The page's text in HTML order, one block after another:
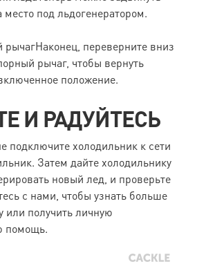
место под льдогенератором.
рычагНаконец, переверните вниз
рычаг, чтобы вернуть
положение.
И РАДУЙТЕСЬ
подключите холодильник к сети
Затем дайте холодильнику
новый лед, и проверьте
с нами, чтобы узнать больше
или получить личную
помощь.